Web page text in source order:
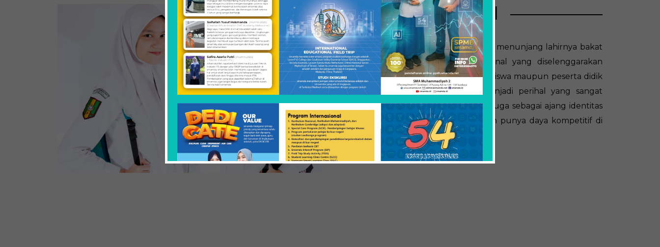
Kegiatan Nasional
Sekolah kami kaya akan kegiatan demi menunjang lahirnya bakat
dan kecerdasan siswa. Kegiatan nasional yang diselenggarakan
sebagai bentuk apresiasi representatif siswa maupun peserta didik
SMA Muhammadiyah 2 Surabaya menjadi perihal yang sangat
ikonik selain membawa nama sekolah juga sebagai ajang identitas
para peserta didik agar selalu aktif dan punya daya kompetitif di
lingkungan nasional.